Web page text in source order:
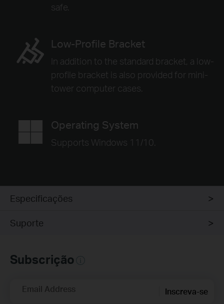
safe.
Low-Profile Bracket
In addition to the standard bracket, a low-
profile bracket is also provided for mini-
tower computer cases.
Operating System
Supports Windows 11/10.
Especificações
Suporte
Subscrição
Email Address Inscreva-se